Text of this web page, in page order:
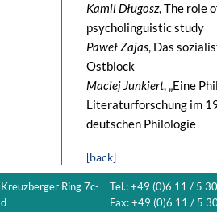
Kamil Długosz, The role
psycholinguistic study
Paweł Zajas, Das
Ostblock
Maciej Junkiert, „Eine
Literaturforschung im
deutschen Philologie
[back]
Kreuzberger Ring 7c-
d
Tel.: +49 (0)6 11 / 5
Fax: +49 (0)6 11 / 5